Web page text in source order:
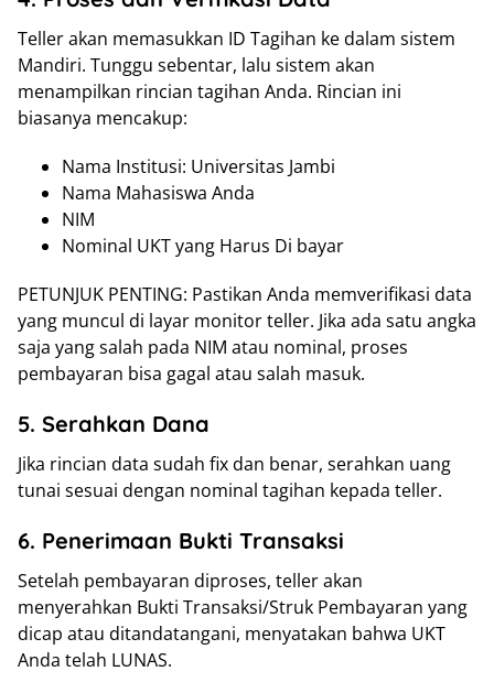
Teller akan memasukkan ID Tagihan ke dalam sistem
Mandiri. Tunggu sebentar, lalu sistem akan
menampilkan rincian tagihan Anda. Rincian ini
biasanya mencakup:
Nama Institusi: Universitas Jambi
Nama Mahasiswa Anda
NIM
Nominal UKT yang Harus Di bayar
PETUNJUK PENTING: Pastikan Anda memverifikasi data
yang muncul di layar monitor teller. Jika ada satu angka
saja yang salah pada NIM atau nominal, proses
pembayaran bisa gagal atau salah masuk.
5. Serahkan Dana
Jika rincian data sudah fix dan benar, serahkan uang
tunai sesuai dengan nominal tagihan kepada teller.
6. Penerimaan Bukti Transaksi
Setelah pembayaran diproses, teller akan
menyerahkan Bukti Transaksi/Struk Pembayaran yang
dicap atau ditandatangani, menyatakan bahwa UKT
Anda telah LUNAS.